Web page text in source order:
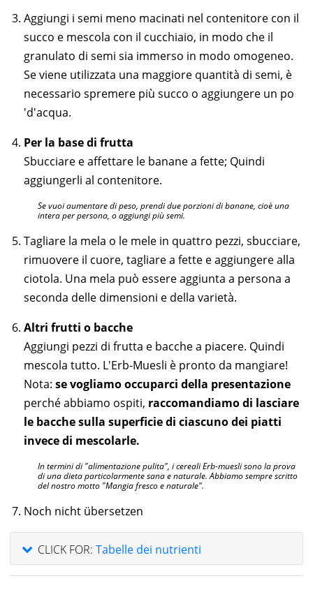
Aggiungi i semi meno macinati nel contenitore con il
succo e mescola con il cucchiaio, in modo che il
granulato di semi sia immerso in modo omogeneo.
Se viene utilizzata una maggiore quantità di semi, è
necessario spremere più succo o aggiungere un po
'd'acqua.
Per la base di frutta
Sbucciare e affettare le banane a fette; Quindi
aggiungerli al contenitore.
Se vuoi aumentare di peso, prendi due porzioni di banane, cioè una
intera per persona, o aggiungi più semi.
Tagliare la mela o le mele in quattro pezzi, sbucciare,
rimuovere il cuore, tagliare a fette e aggiungere alla
ciotola. Una mela può essere aggiunta a persona a
seconda delle dimensioni e della varietà.
Altri frutti o bacche
Aggiungi pezzi di frutta e bacche a piacere. Quindi
mescola tutto. L'Erb-Muesli è pronto da mangiare!
Nota: se vogliamo occuparci della presentazione
perché abbiamo ospiti, raccomandiamo di lasciare
le bacche sulla superficie di ciascuno dei piatti
invece di mescolarle.
In termini di "alimentazione pulita", i cereali Erb-muesli sono la prova
di una dieta particolarmente sana e naturale. Abbiamo sempre scritto
del nostro motto "Mangia fresco e naturale".
Noch nicht übersetzen
CLICK FOR: Tabelle dei nutrienti